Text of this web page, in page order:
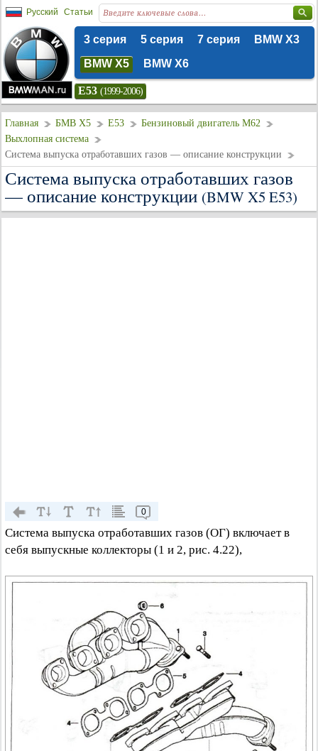
Русский Статьи
3 серия 5 серия 7 серия
BMW X3
BMW X5
BMW X6
E53 (1999-2006)
Главная БМВ Х5 E53
Бензиновый двигатель M62
Выхлопная система
Система выпуска отработавших газов — описание конструкции
Система выпуска отработавших газов
— описание конструкции (BMW X5 E53)
0
Система выпуска отработавших газов (ОГ) включает в
себя выпускные коллекторы (1 и 2, рис. 4.22),